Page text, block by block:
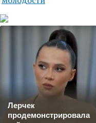
Лерчек
продемонстрировала